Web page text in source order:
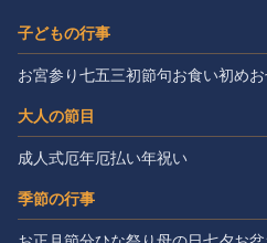
子どもの行事
お宮参り七五三初節句お食い初め
大人の節目
成人式厄年厄払い年祝い
季節の行事